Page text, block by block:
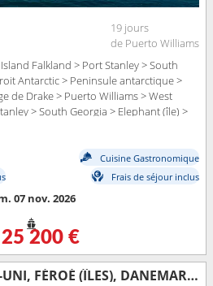
19 jours
de Puerto Williams
Falkland > Port Stanley > South
Antarctic > Peninsule antarctique >
de Drake > Puerto Williams > West
> South Georgia > Elephant (île) >
> Iles Shetland du Sud >
Cuisine Gastronomique
Frais de séjour inclus
07 nov. 2026
25 200 €
NORVÈGE, ROYAUME-UNI, FÉROÉ (ÎLES), DANEMARK, ISLANDE